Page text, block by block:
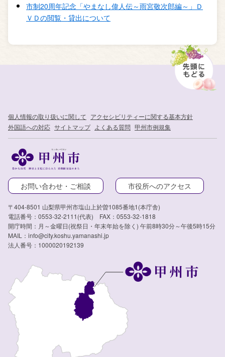
市制20周年記念「やまなし偉人伝～雨宮敬次郎編～」Ｄ
ＶＤの閲覧・貸出について
個人情報の取り扱いに関して アクセシビリティーに関する基本方針
外国語への対応 サイトマップ よくある質問 甲州市例規集
お問い合わせ・ご相談 市役所へのアクセス
〒404-8501 山梨県甲州市塩山上於曽1085番地1(本庁舎)
電話番号：0553-32-2111(代表) FAX：0553-32-1818
開庁時間：月～金曜日(祝祭日・年末年始を除く) 午前8時30分～午後5時15分
MAIL：info@city.koshu.yamanashi.jp
法人番号：1000020192139